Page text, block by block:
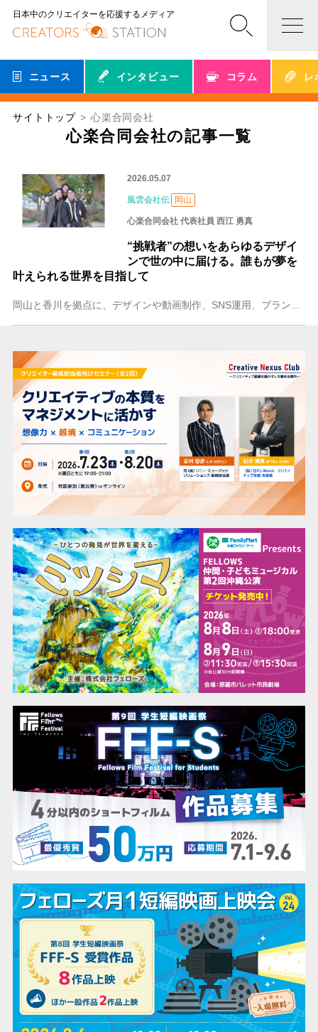
日本中のクリエイターを応援するメディア
ニュース インタビュー コラム レ
サイトトップ 心楽合同会社
心楽合同会社の記事一覧
2026.05.07
風雲会社伝 岡山
心楽合同会社 代表社員 西江 勇真
“挑戦者”の想いをあらゆるデザイ
ンで世の中に届ける。誰もが夢を
叶えられる世界を目指して